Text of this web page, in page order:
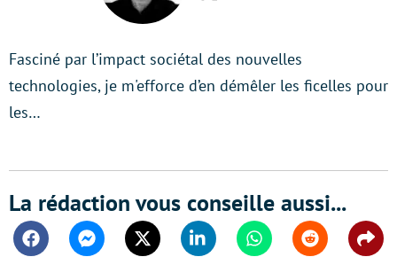
Twitter
Fasciné par l’impact sociétal des nouvelles
technologies, je m'efforce d’en démêler les ficelles pour
les…
La rédaction vous conseille aussi...
FacebookMessengerTwitter Linkedin WhatsappReddit